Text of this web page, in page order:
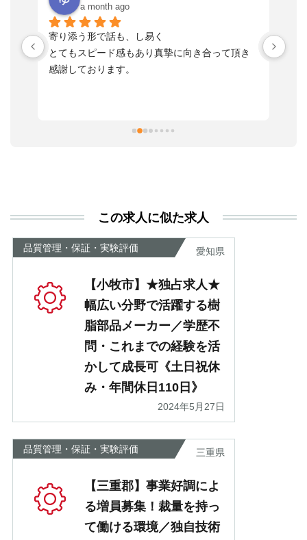
a month ago
寄り添う形で話も、し易く
とてもスピード感もあり真摯に向き合って頂き
感謝しております。
が
この求人に似た求人
品質管理・保証・実験評価 愛知県
【小牧市】★独占求人★
幅広い分野で活躍する樹
脂部品メーカー／学歴不
問・これまでの経験を活
かして成長可《土日祝休
み・年間休日110日》
2024年5月27日
品質管理・保証・実験評価 三重県
【三重郡】事業好調によ
る増員募集！裁量を持っ
て働ける環境／独自技術